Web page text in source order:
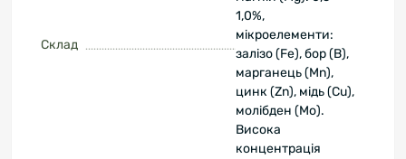
Склад
1,0%,
мікроелементи:
залізо (Fe), бор (B),
марганець (Mn),
цинк (Zn), мідь (Cu),
молібден (Mo).
Висока
концентрація